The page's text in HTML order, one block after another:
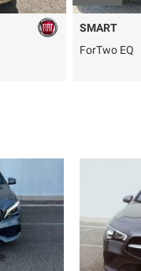
SMART
ForTwo EQ